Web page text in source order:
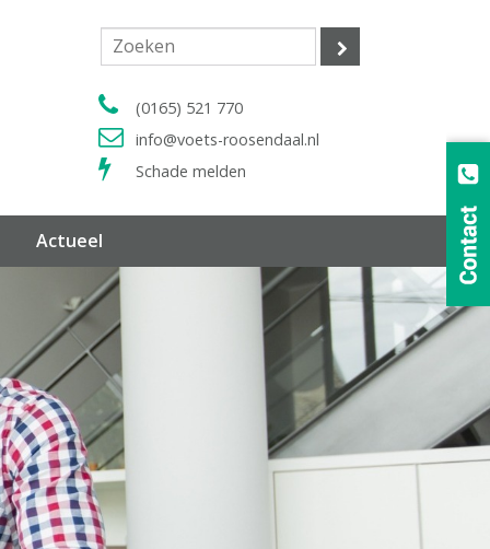
(0165) 521 770
info@voets-roosendaal.nl
Schade melden
Actueel